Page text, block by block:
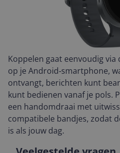
Koppelen gaat eenvoudig via
op je Android‑smartphone,
ontvangt, berichten kunt
kunt bedienen vanaf je pols.
een handomdraai met
compatibele bandjes, zodat
is als jouw dag.